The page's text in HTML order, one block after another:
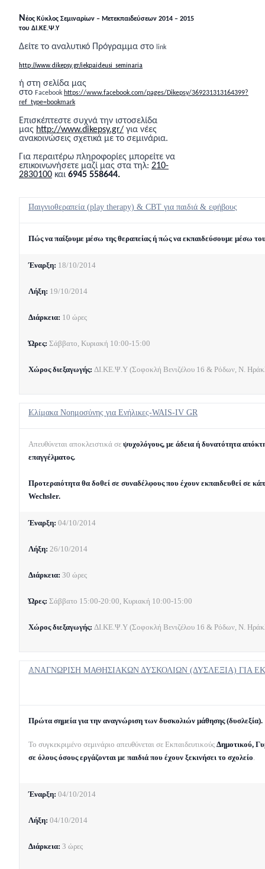
N έος Κύκλος Σεμιναρίων – Μετεκπαιδεύσεων 2014 – 2015
του ΔΙ.ΚΕ.Ψ.Υ
Δείτε το αναλυτικό Πρόγραμμα στο link
http://www.dikepsy.gr/iekpaideusi_seminaria
ή στη σελίδα μας
στο Facebook https://www.facebook.com/pages/Dikepsy/369231313164399?
ref_type=bookmark
Επισκέπτεστε συχνά την ιστοσελίδα
μας http://www.dikepsy.gr/ για νέες
ανακοινώσεις σχετικά με το σεμινάρια.
Για περαιτέρω πληροφορίες μπορείτε να
επικοινωνήσετε μαζί μας στα τηλ: 210-
2830100 και 6945 558644.
Παιγνιοθεραπεία (play therapy) & CBT για παιδιά & εφήβους
Πώς να παίξουμε μέσω της θεραπείας ή πώς να εκπαιδεύσουμε μέσω του
Έναρξη: 18/10/2014
Λήξη: 19/10/2014
Διάρκεια: 10 ώρες
Ώρες: Σάββατο, Κυριακή 10:00-15:00
Χώρος διεξαγωγής: ΔΙ.ΚΕ.Ψ.Υ (Σοφοκλή Βενιζέλου 16 & Ρόδων, Ν.
Κλίμακα Νοημοσύνης για Ενήλικες-WAIS-IV GR
Απευθύνεται αποκλειστικά σε ψυχολόγους, με άδεια ή δυνατότητα
επαγγέλματος.
Προτεραιότητα θα δοθεί σε συναδέλφους που έχουν εκπαιδευθεί σε
Wechsler.
Έναρξη: 04/10/2014
Λήξη: 26/10/2014
Διάρκεια: 30 ώρες
Ώρες: Σάββατο 15:00-20:00, Κυριακή 10:00-15:00
Χώρος διεξαγωγής: ΔΙ.ΚΕ.Ψ.Υ (Σοφοκλή Βενιζέλου 16 & Ρόδων, Ν.
ΑΝΑΓΝΩΡΙΣΗ ΜΑΘΗΣΙΑΚΩΝ ΔΥΣΚΟΛΙΩΝ (ΔΥΣΛΕΞΙΑ) ΓΙΑ
Πρώτα σημεία για την αναγνώριση των δυσκολιών μάθησης (δυσλεξία).
Το συγκεκριμένο σεμινάριο απευθύνεται σε Εκπαιδευτικούς Δημοτικού,
σε όλους όσους εργάζονται με παιδιά που έχουν ξεκινήσει το σχολείο
Έναρξη: 04/10/2014
Λήξη: 04/10/2014
Διάρκεια: 3 ώρες